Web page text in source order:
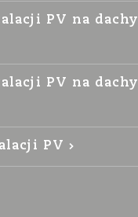
PV na dachy
PV na dachy
PV